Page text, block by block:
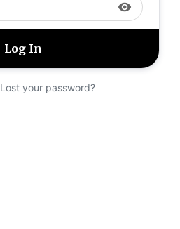
visibility
Lost your password?